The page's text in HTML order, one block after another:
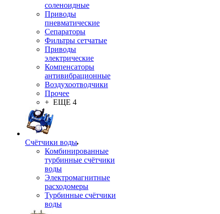
соленоидные
Приводы
пневматические
Сепараторы
Фильтры сетчатые
Приводы
электрические
Компенсаторы
антивибрационные
Воздухоотводчики
Прочее
+ ЕЩЕ 4
Счётчики воды
Комбинированные
турбинные счётчики
воды
Электромагнитные
расходомеры
Турбинные счётчики
воды